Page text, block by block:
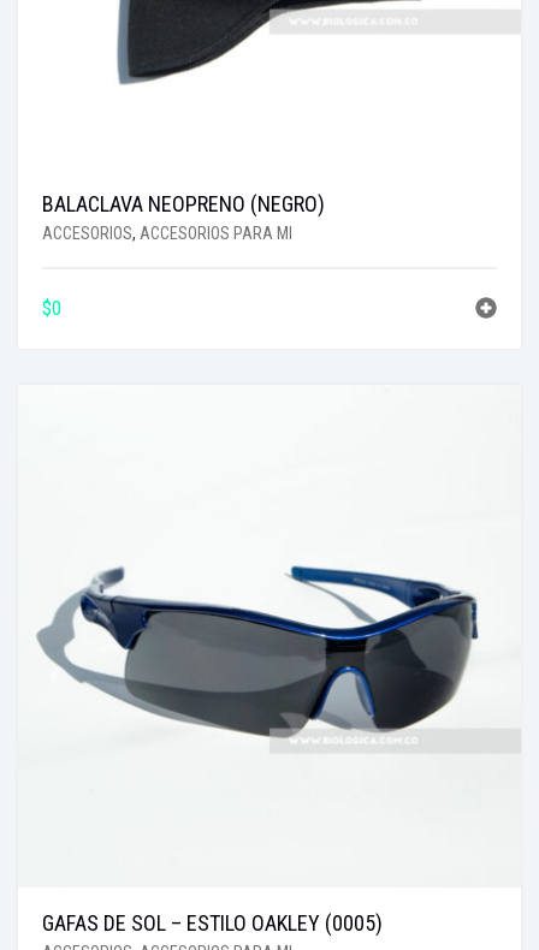
BALACLAVA NEOPRENO (NEGRO)
ACCESORIOS, ACCESORIOS PARA MI
$0
GAFAS DE SOL – ESTILO OAKLEY (0005)